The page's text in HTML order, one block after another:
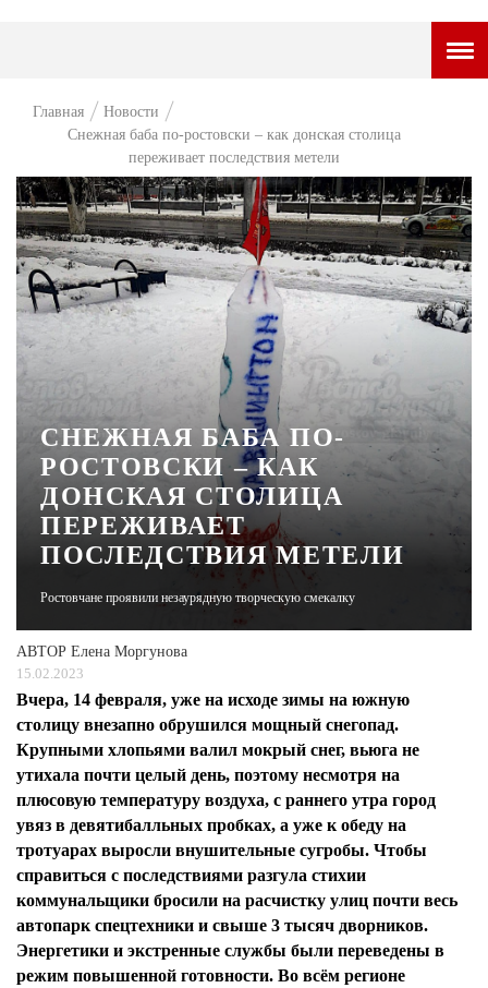
НОВОСТИ
ВОПРОС НЕДЕЛИ
ПРЕМЬЕРА
ТАМ И ТУТ
СТИЛЬ ЖИЗНИ
ХАЙП
ЧЕЛОВЕК ОСОБЕННЫЙ
КУЛЬТ ЕДЫ
АФИША
ЖУРНАЛ
Главная
Новости
Снежная баба по-ростовски – как донская столица
переживает последствия метели
СНЕЖНАЯ БАБА ПО-
РОСТОВСКИ – КАК
ДОНСКАЯ СТОЛИЦА
ПЕРЕЖИВАЕТ
ПОСЛЕДСТВИЯ МЕТЕЛИ
Ростовчане проявили незаурядную творческую смекалку
АВТОР Елена Моргунова
15.02.2023
Вчера, 14 февраля, уже на исходе зимы на южную
столицу внезапно обрушился мощный снегопад.
Крупными хлопьями валил мокрый снег, вьюга не
утихала почти целый день, поэтому несмотря на
плюсовую температуру воздуха, с раннего утра город
увяз в девятибалльных пробках, а уже к обеду на
тротуарах выросли внушительные сугробы. Чтобы
справиться с последствиями разгула стихии
коммунальщики бросили на расчистку улиц почти весь
автопарк спецтехники и свыше 3 тысяч дворников.
Энергетики и экстренные службы были переведены в
режим повышенной готовности. Во всём регионе